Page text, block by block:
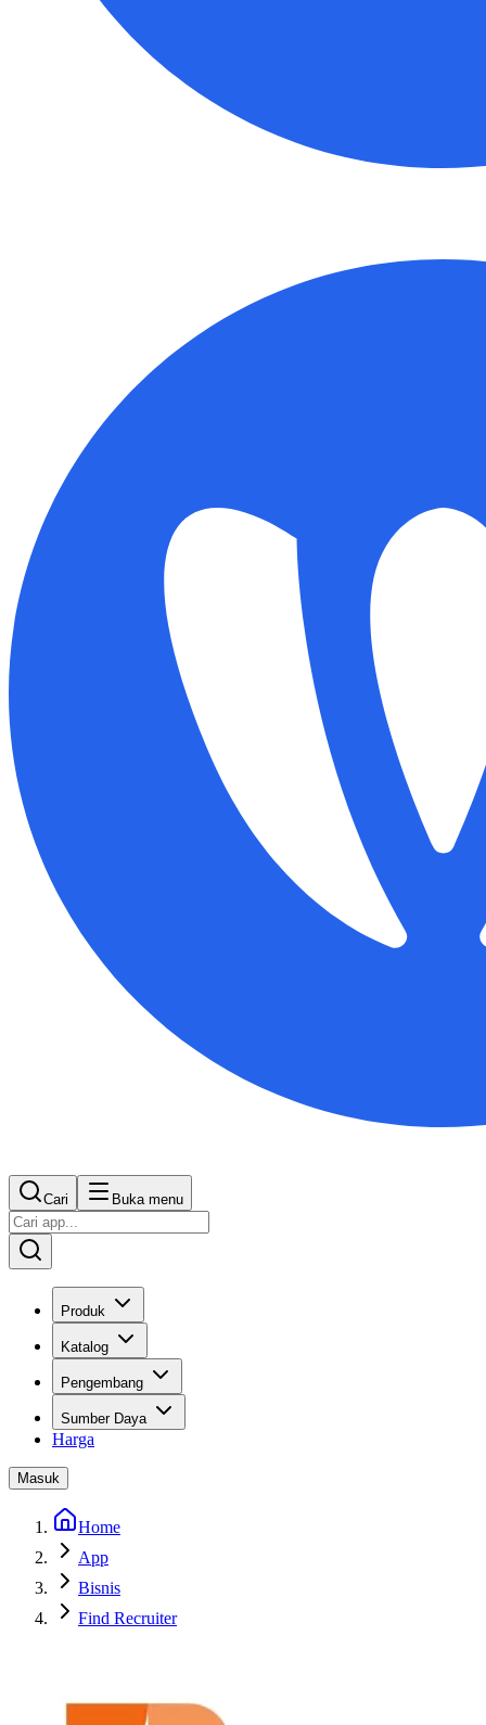
Cari Buka menu
Produk
Katalog
Pengembang
Sumber Daya
Harga
Masuk
Home
App
Bisnis
Find Recruiter